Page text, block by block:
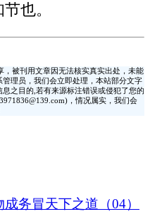
也。
，被刊用文章因无法核实真实出处，未能
理员，我们会立即处理，本站部分文字
之目的,若有来源标注错误或侵犯了您的
，情况属实，我们会
务冒天下之道（04）